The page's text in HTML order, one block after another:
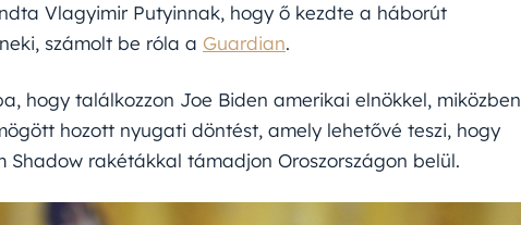
Vlagyimir Putyinnak, hogy ő kezdte a háborút
számolt be róla a Guardian.
hogy találkozzon Joe Biden amerikai elnökkel, miközben
hozott nyugati döntést, amely lehetővé teszi, hogy
rakétákkal támadjon Oroszországon belül.